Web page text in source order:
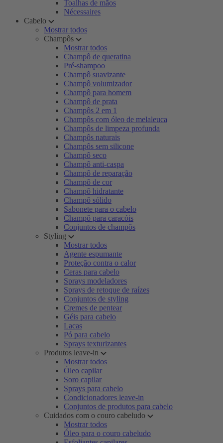
Toalhas de mãos
Nécessaires
Cabelo
Mostrar todos
Champôs
Mostrar todos
Champô de queratina
Pré-shampoo
Champô suavizante
Champô volumizador
Champô para homem
Champô de prata
Champôs 2 em 1
Champôs com óleo de melaleuca
Champôs de limpeza profunda
Champôs naturais
Champôs sem silicone
Champô seco
Champô anti-caspa
Champô de reparação
Champô de cor
Champô hidratante
Champô sólido
Sabonete para o cabelo
Champô para caracóis
Conjuntos de champôs
Styling
Mostrar todos
Agente espumante
Proteção contra o calor
Ceras para cabelo
Sprays modeladores
Sprays de retoque de raízes
Conjuntos de styling
Cremes de pentear
Géis para cabelo
Lacas
Pó para cabelo
Sprays texturizantes
Produtos leave-in
Mostrar todos
Óleo capilar
Soro capilar
Sprays para cabelo
Condicionadores leave-in
Conjuntos de produtos para cabelo
Cuidados com o couro cabeludo
Mostrar todos
Óleo para o couro cabeludo